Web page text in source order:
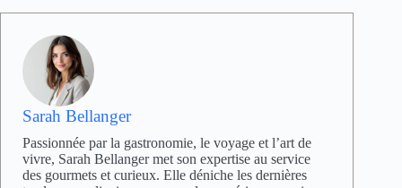
Sarah Bellanger
Passionnée par la gastronomie, le voyage et l’art de
vivre, Sarah Bellanger met son expertise au service
des gourmets et curieux. Elle déniche les dernières